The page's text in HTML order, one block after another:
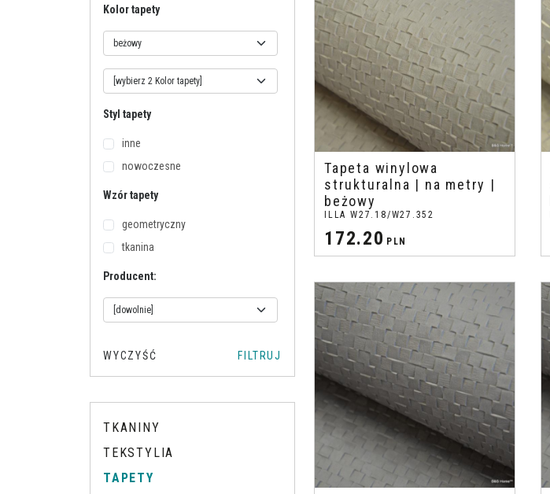
Tapeta winylowa
strukturalna | na metry |
beżowy
ILLA W27.18/W27.352
172.20 PLN
Kolor tapety
Styl tapety
inne
nowoczesne
Wzór tapety
geometryczny
tkanina
Producent:
TKANINY
TEKSTYLIA
TAPETY